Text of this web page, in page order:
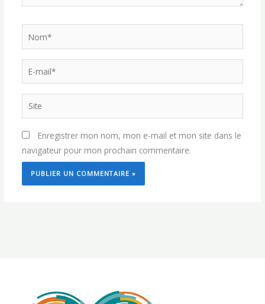
mail*
Site
Enregistrer mon nom, mon e-mail et mon site dans le
navigateur pour mon prochain commentaire.